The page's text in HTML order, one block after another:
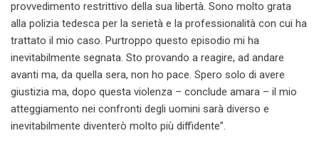
provvedimento restrittivo della sua libertà. Sono molto grata
alla polizia tedesca per la serietà e la professionalità con cui ha
trattato il mio caso. Purtroppo questo episodio mi ha
inevitabilmente segnata. Sto provando a reagire, ad andare
avanti ma, da quella sera, non ho pace. Spero solo di avere
giustizia ma, dopo questa violenza – conclude amara – il mio
atteggiamento nei confronti degli uomini sarà diverso e
inevitabilmente diventerò molto più diffidente”.